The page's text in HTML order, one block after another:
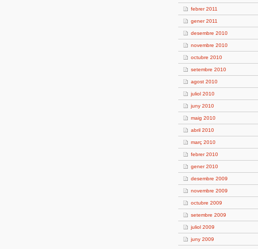
febrer 2011
gener 2011
desembre 2010
novembre 2010
octubre 2010
setembre 2010
agost 2010
juliol 2010
juny 2010
maig 2010
abril 2010
març 2010
febrer 2010
gener 2010
desembre 2009
novembre 2009
octubre 2009
setembre 2009
juliol 2009
juny 2009